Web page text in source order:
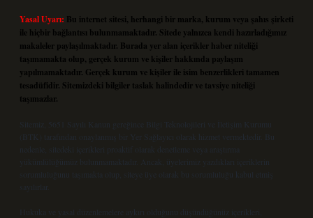
Yasal Uyarı: Bu internet sitesi, herhangi bir marka, kurum veya şahıs şirketi
ile hiçbir bağlantısı bulunmamaktadır. Sitede yalnızca kendi hazırladığımız
makaleler paylaşılmaktadır. Burada yer alan içerikler haber niteliği
taşımamakta olup, gerçek kurum ve kişiler hakkında paylaşım
yapılmamaktadır. Gerçek kurum ve kişiler ile isim benzerlikleri tamamen
tesadüfidir. Sitemizdeki bilgiler taslak halindedir ve tavsiye niteliği
taşımazlar.
Sitemiz, 5651 Sayılı Kanun gereğince Bilgi Teknolojileri ve İletişim Kurumu
(BTK) tarafından onaylanmış bir Yer Sağlayıcı olarak hizmet vermektedir. Bu
nedenle, sitedeki içerikleri proaktif olarak denetleme veya araştırma
yükümlülüğümüz bulunmamaktadır. Ancak, üyelerimiz yazdıkları içeriklerin
sorumluluğunu taşımakta olup, siteye üye olarak bu sorumluluğu kabul etmiş
sayılırlar.
Hukuka ve yasal düzenlemelere aykırı olduğunu düşündüğünüz içerikleri,